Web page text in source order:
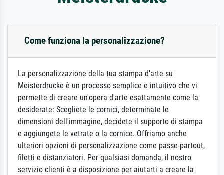
Come funziona la personalizzazione?
La personalizzazione della tua stampa d'arte su
Meisterdrucke è un processo semplice e intuitivo che vi
permette di creare un'opera d'arte esattamente come la
desiderate: Scegliete le cornici, determinate le
dimensioni dell'immagine, decidete il supporto di stampa
e aggiungete le vetrate o la cornice. Offriamo anche
ulteriori opzioni di personalizzazione come passe-partout,
filetti e distanziatori. Per qualsiasi domanda, il nostro
servizio clienti è a disposizione per aiutarti a creare la